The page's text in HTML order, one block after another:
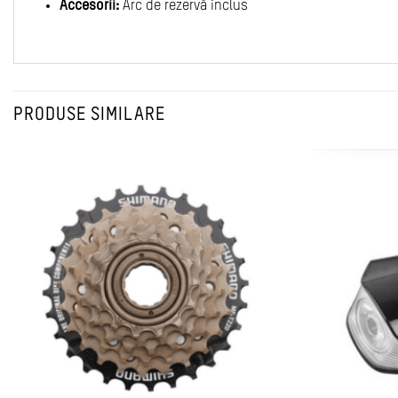
Accesorii:Arc de rezervă inclus
PRODUSE SIMILARE